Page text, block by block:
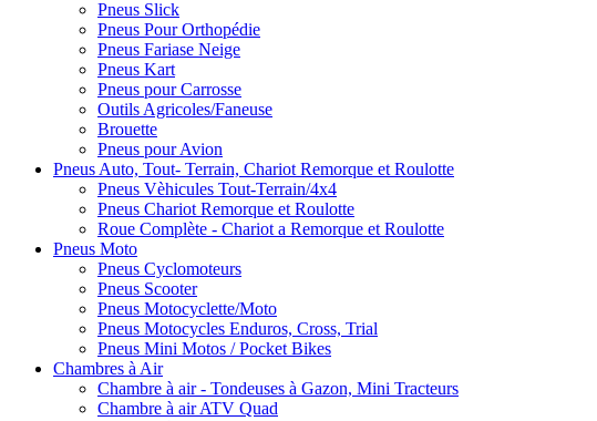
Pneus Slick
Pneus Pour Orthopédie
Pneus Fariase Neige
Pneus Kart
Pneus pour Carrosse
Outils Agricoles/Faneuse
Brouette
Pneus pour Avion
Pneus Auto, Tout- Terrain, Chariot Remorque et Roulotte
Pneus Vèhicules Tout-Terrain/4x4
Pneus Chariot Remorque et Roulotte
Roue Complète - Chariot a Remorque et Roulotte
Pneus Moto
Pneus Cyclomoteurs
Pneus Scooter
Pneus Motocyclette/Moto
Pneus Motocycles Enduros, Cross, Trial
Pneus Mini Motos / Pocket Bikes
Chambres à Air
Chambre à air - Tondeuses à Gazon, Mini Tracteurs
Chambre à air ATV Quad